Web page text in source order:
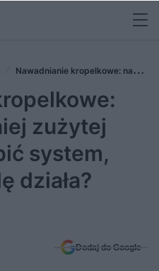
Nawadnianie kropelkowe: nawet
który naprawdę działa?
zużytej
system,
działa?
Dodaj do Google